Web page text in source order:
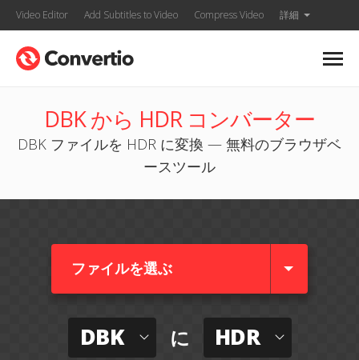
Video Editor Add Subtitles to Video Compress Video 詳細
DBK から HDR コンバーター
DBK ファイルを HDR に変換 — 無料のブラウザベ
ースツール
ファイルを選ぶ
DBK に HDR